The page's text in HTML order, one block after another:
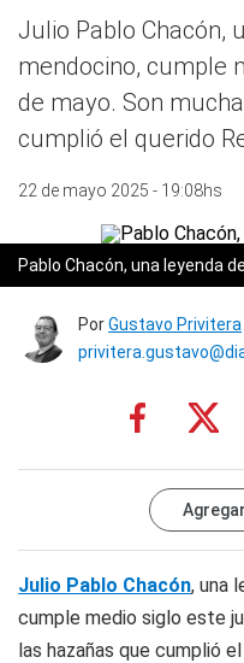
Julio Pablo Chacón,
mendocino, cumple
de mayo. Son
cumplió el querido
22 de mayo 2025 - 19:08hs
Pablo Chacón, una leyenda
PorGustavo Privitera
Julio Pablo Chacón, una
cumple medio siglo este
las hazañas que cumplió